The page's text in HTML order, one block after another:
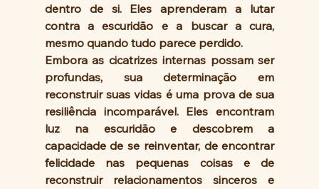
dentro de si. Eles aprenderam a lutar
contra a escuridão e a buscar a cura,
mesmo quando tudo parece perdido.
Embora as cicatrizes internas possam ser
profundas, sua determinação em
reconstruir suas vidas é uma prova de sua
resiliência incomparável. Eles encontram
luz na escuridão e descobrem a
capacidade de se reinventar, de encontrar
felicidade nas pequenas coisas e de
reconstruir relacionamentos sinceros e